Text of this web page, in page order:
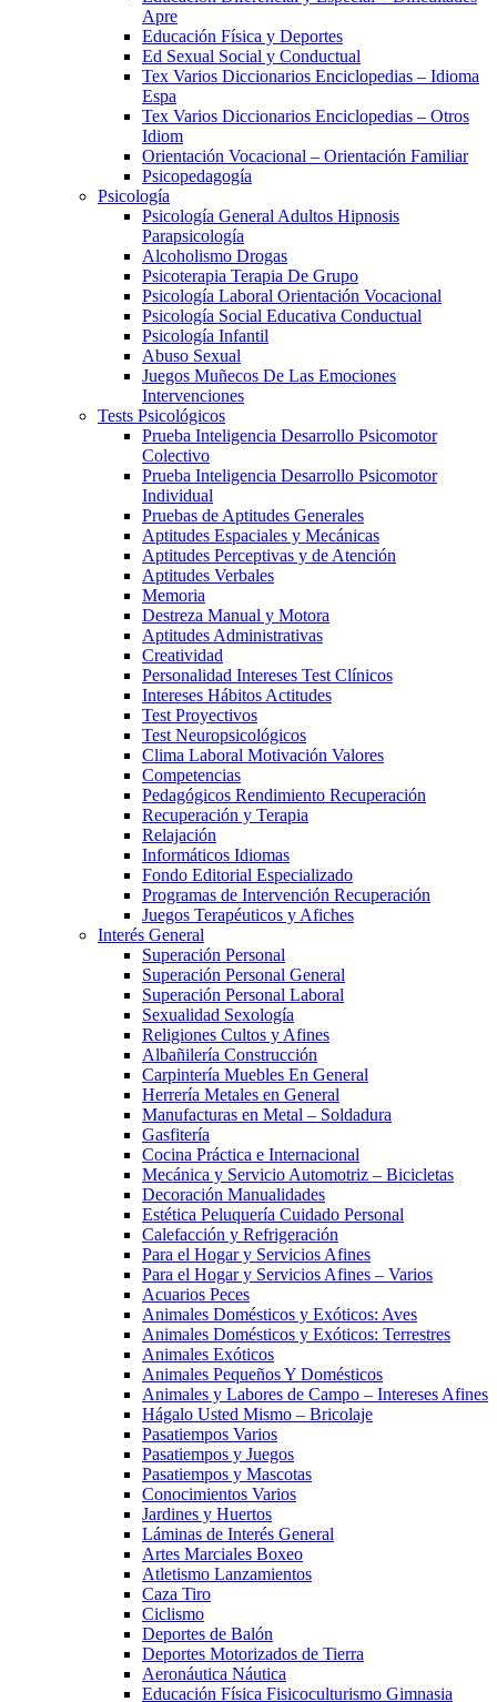
Apre
Educación Física y Deportes
Ed Sexual Social y Conductual
Tex Varios Diccionarios Enciclopedias – Idioma
Espa
Tex Varios Diccionarios Enciclopedias – Otros
Idiom
Orientación Vocacional – Orientación Familiar
Psicopedagogía
Psicología
Psicología General Adultos Hipnosis
Parapsicología
Alcoholismo Drogas
Psicoterapia Terapia De Grupo
Psicología Laboral Orientación Vocacional
Psicología Social Educativa Conductual
Psicología Infantil
Abuso Sexual
Juegos Muñecos De Las Emociones
Intervenciones
Tests Psicológicos
Prueba Inteligencia Desarrollo Psicomotor
Colectivo
Prueba Inteligencia Desarrollo Psicomotor
Individual
Pruebas de Aptitudes Generales
Aptitudes Espaciales y Mecánicas
Aptitudes Perceptivas y de Atención
Aptitudes Verbales
Memoria
Destreza Manual y Motora
Aptitudes Administrativas
Creatividad
Personalidad Intereses Test Clínicos
Intereses Hábitos Actitudes
Test Proyectivos
Test Neuropsicológicos
Clima Laboral Motivación Valores
Competencias
Pedagógicos Rendimiento Recuperación
Recuperación y Terapia
Relajación
Informáticos Idiomas
Fondo Editorial Especializado
Programas de Intervención Recuperación
Juegos Terapéuticos y Afiches
Interés General
Superación Personal
Superación Personal General
Superación Personal Laboral
Sexualidad Sexología
Religiones Cultos y Afines
Albañilería Construcción
Carpintería Muebles En General
Herrería Metales en General
Manufacturas en Metal – Soldadura
Gasfitería
Cocina Práctica e Internacional
Mecánica y Servicio Automotriz – Bicicletas
Decoración Manualidades
Estética Peluquería Cuidado Personal
Calefacción y Refrigeración
Para el Hogar y Servicios Afines
Para el Hogar y Servicios Afines – Varios
Acuarios Peces
Animales Domésticos y Exóticos: Aves
Animales Domésticos y Exóticos: Terrestres
Animales Exóticos
Animales Pequeños Y Domésticos
Animales y Labores de Campo – Intereses Afines
Hágalo Usted Mismo – Bricolaje
Pasatiempos Varios
Pasatiempos y Juegos
Pasatiempos y Mascotas
Conocimientos Varios
Jardines y Huertos
Láminas de Interés General
Artes Marciales Boxeo
Atletismo Lanzamientos
Caza Tiro
Ciclismo
Deportes de Balón
Deportes Motorizados de Tierra
Aeronáutica Náutica
Educación Física Fisicoculturismo Gimnasia